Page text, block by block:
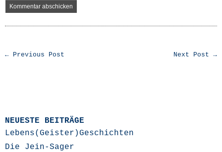
← Previous Post Next Post →
NEUESTE BEITRÄGE
Lebens(Geister)Geschichten
Die Jein-Sager